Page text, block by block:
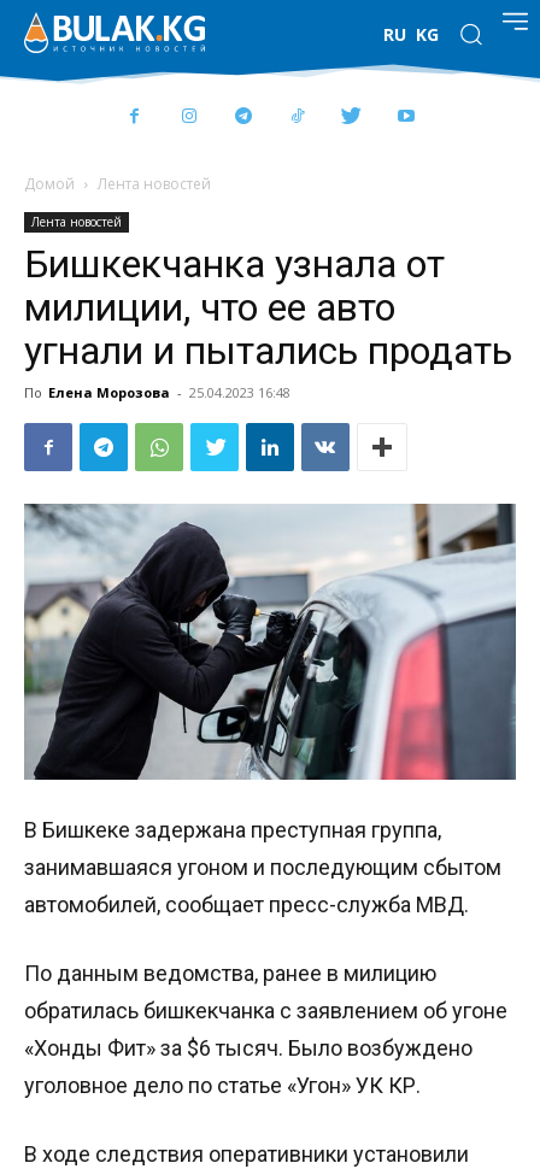
RU KG
Домой Лента новостей
Лента новостей
Бишкекчанка узнала от
милиции, что ее авто
угнали и пытались продать
По Елена Морозова - 25.04.2023 16:48
В Бишкеке задержана преступная группа,
занимавшаяся угоном и последующим сбытом
автомобилей, сообщает пресс-служба МВД.
По данным ведомства, ранее в милицию
обратилась бишкекчанка с заявлением об угоне
«Хонды Фит» за $6 тысяч. Было возбуждено
уголовное дело по статье «Угон» УК КР.
В ходе следствия оперативники установили